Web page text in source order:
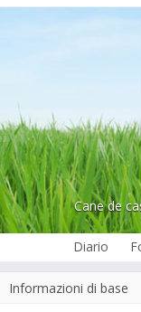
Cane de
Diario
Informazioni di base